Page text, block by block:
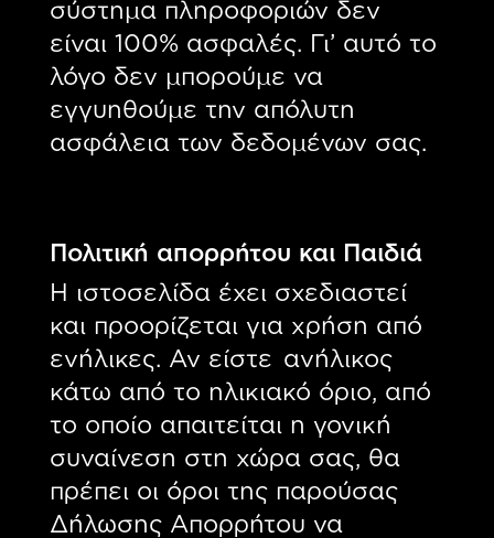
σύστημα πληροφοριών δεν
είναι 100% ασφαλές. Γι’ αυτό το
λόγο δεν μπορούμε να
εγγυηθούμε την απόλυτη
ασφάλεια των δεδομένων σας.
Πολιτική απορρήτου και Παιδιά
Η ιστοσελίδα έχει σχεδιαστεί
και προορίζεται για χρήση από
ενήλικες. Αν είστε ανήλικος
κάτω από το ηλικιακό όριο, από
το οποίο απαιτείται η γονική
συναίνεση στη χώρα σας, θα
πρέπει οι όροι της παρούσας
Δήλωσης Απορρήτου να